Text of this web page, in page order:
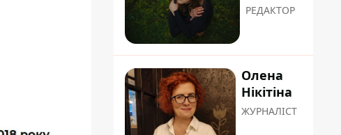
РЕДАКТОР
Олена
Нікітіна
ЖУРНАЛІСТ